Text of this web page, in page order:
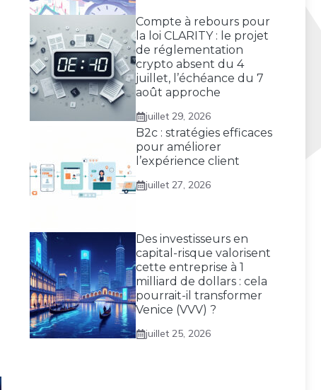
Compte à rebours pour
la loi CLARITY : le projet
de réglementation
crypto absent du 4
juillet, l’échéance du 7
août approche
juillet 29, 2026
B2c : stratégies efficaces
pour améliorer
l’expérience client
juillet 27, 2026
Des investisseurs en
capital-risque valorisent
cette entreprise à 1
milliard de dollars : cela
pourrait-il transformer
Venice (VVV) ?
juillet 25, 2026